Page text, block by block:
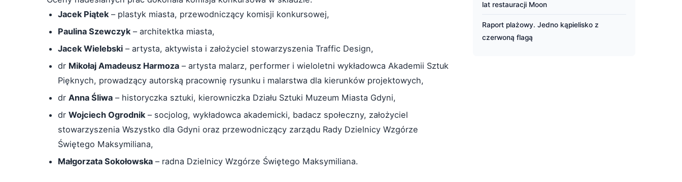
Jacek Piątek– plastyk miasta, przewodniczący komisji konkursowej,
Paulina Szewczyk– architektka miasta,
Jacek Wielebski – artysta, aktywista i założyciel stowarzyszenia Traffic Design,
dr Mikołaj Amadeusz Harmoza – artysta malarz, performer i wieloletni wykładowca Akademii Sztuk
Pięknych, prowadzący autorską pracownię rysunku i malarstwa dla kierunków projektowych,
dr Anna Śliwa – historyczka sztuki, kierowniczka Działu Sztuki Muzeum Miasta Gdyni,
dr Wojciech Ogrodnik– socjolog, wykładowca akademicki, badacz społeczny, założyciel
stowarzyszenia Wszystko dla Gdyni oraz przewodniczący zarządu Rady Dzielnicy Wzgórze
Świętego Maksymiliana,
Małgorzata Sokołowska – radna Dzielnicy Wzgórze Świętego Maksymiliana.
lat restauracji Moon
Raport plażowy. Jedno kąpielisko z
czerwoną flagą